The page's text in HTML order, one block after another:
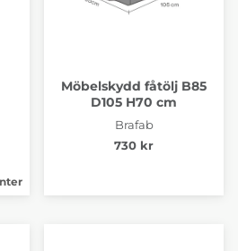
Möbelskydd fåtölj B85
D105 H70 cm
Brafab
730 kr